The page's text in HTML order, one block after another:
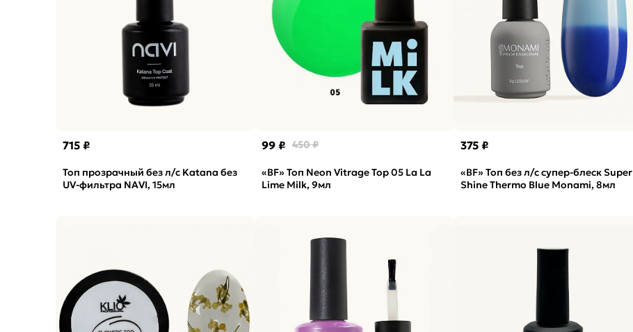
715 ₽
Топ прозрачный без л/с Katana без
UV-фильтра NAVI, 15мл
99 ₽ 450 ₽
«BF» Топ Neon Vitrage Top 05 La La
Lime Milk, 9мл
375 ₽
«BF» Топ без л/с супер-блеск Super
Shine Thermo Blue Monami, 8мл